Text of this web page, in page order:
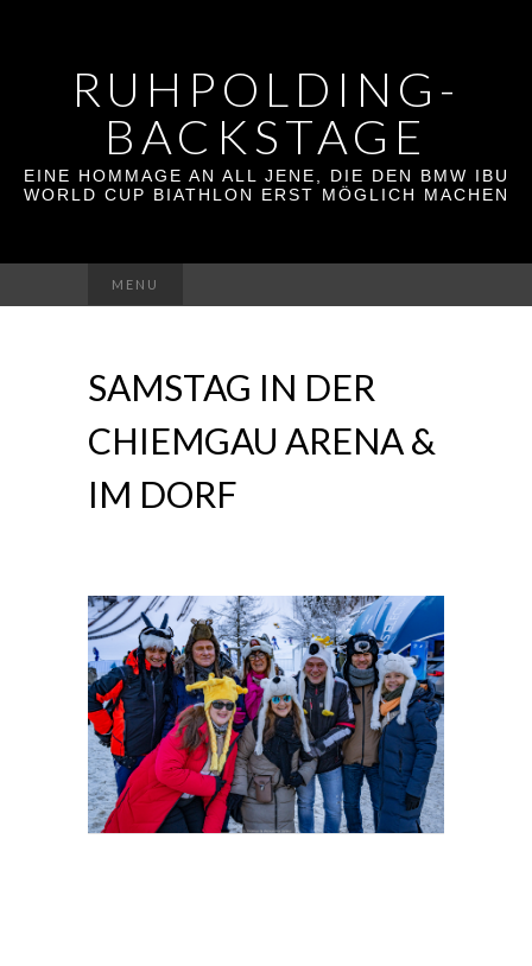
RUHPOLDING-
BACKSTAGE
EINE HOMMAGE AN ALL JENE, DIE DEN BMW IBU
WORLD CUP BIATHLON ERST MÖGLICH MACHEN
MENU
nach:
SAMSTAG IN DER
CHIEMGAU ARENA &
IM DORF